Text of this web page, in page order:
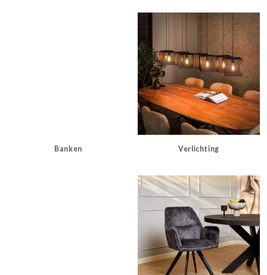
Banken Verlichting